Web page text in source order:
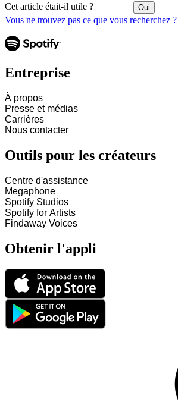
Vous ne trouvez pas ce que vous recherchez ?
Cet article était-il utile ? Oui
Entreprise
À propos
Presse et médias
Carrières
Nous contacter
Outils pour les créateurs
Centre d'assistance
Megaphone
Spotify Studios
Spotify for Artists
Findaway Voices
Obtenir l'appli